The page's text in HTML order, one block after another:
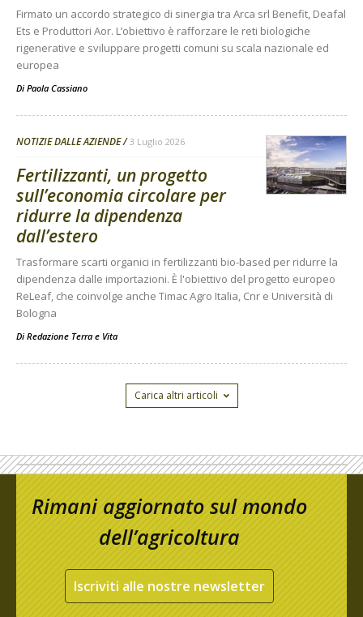
Firmato un accordo strategico di sinergia tra Arca srl Benefit, Deafal
Ets e Produttori Aor. L’obiettivo è rafforzare le reti biologiche
rigenerative e sviluppare progetti comuni su scala nazionale ed
europea
Di Paola Cassiano
NOTIZIE DALLE AZIENDE 3 Luglio 2026
Fertilizzanti, un progetto
sull’economia circolare per
ridurre la dipendenza
dall’estero
Trasformare scarti organici in fertilizzanti bio-based per ridurre la
dipendenza dalle importazioni. È l'obiettivo del progetto europeo
ReLeaf, che coinvolge anche Timac Agro Italia, Cnr e Università di
Bologna
Di Redazione Terra e Vita
Carica altri articoli
Rimani aggiornato sul mondo
dell’agricoltura
Iscriviti alle nostre newsletter